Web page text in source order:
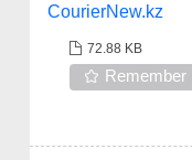
CourierNew.kz
72.88 KB
Remember